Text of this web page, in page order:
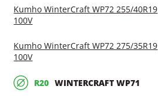
Kumho WinterCraft WP72 255/40R19
100V
Kumho WinterCraft WP72 275/35R19
100V
R20 WINTERCRAFT WP71